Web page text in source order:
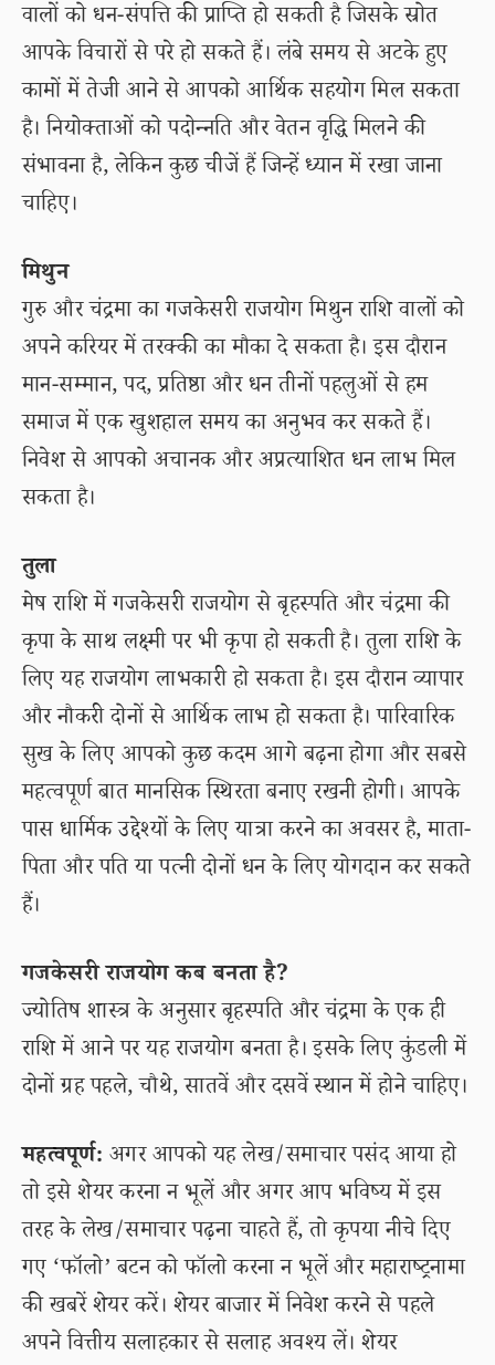
वालों को धन-संपत्ति की प्राप्ति हो सकती है जिसके स्रोत
आपके विचारों से परे हो सकते हैं। लंबे समय से अटके हुए
कामों में तेजी आने से आपको आर्थिक सहयोग मिल सकता
है। नियोक्ताओं को पदोन्नति और वेतन वृद्धि मिलने की
संभावना है, लेकिन कुछ चीजें हैं जिन्हें ध्यान में रखा जाना
चाहिए।
मिथुन
गुरु और चंद्रमा का गजकेसरी राजयोग मिथुन राशि वालों को
अपने करियर में तरक्की का मौका दे सकता है। इस दौरान
मान-सम्मान, पद, प्रतिष्ठा और धन तीनों पहलुओं से हम
समाज में एक खुशहाल समय का अनुभव कर सकते हैं।
निवेश से आपको अचानक और अप्रत्याशित धन लाभ मिल
सकता है।
तुला
मेष राशि में गजकेसरी राजयोग से बृहस्पति और चंद्रमा की
कृपा के साथ लक्ष्मी पर भी कृपा हो सकती है। तुला राशि के
लिए यह राजयोग लाभकारी हो सकता है। इस दौरान व्यापार
और नौकरी दोनों से आर्थिक लाभ हो सकता है। पारिवारिक
सुख के लिए आपको कुछ कदम आगे बढ़ना होगा और सबसे
महत्वपूर्ण बात मानसिक स्थिरता बनाए रखनी होगी। आपके
पास धार्मिक उद्देश्यों के लिए यात्रा करने का अवसर है, माता-
पिता और पति या पत्नी दोनों धन के लिए योगदान कर सकते
हैं।
गजकेसरी राजयोग कब बनता है?
ज्योतिष शास्त्र के अनुसार बृहस्पति और चंद्रमा के एक ही
राशि में आने पर यह राजयोग बनता है। इसके लिए कुंडली में
दोनों ग्रह पहले, चौथे, सातवें और दसवें स्थान में होने चाहिए।
महत्वपूर्ण: अगर आपको यह लेख/समाचार पसंद आया हो
तो इसे शेयर करना न भूलें और अगर आप भविष्य में इस
तरह के लेख/समाचार पढ़ना चाहते हैं, तो कृपया नीचे दिए
गए ‘फॉलो’ बटन को फॉलो करना न भूलें और महाराष्ट्रनामा
की खबरें शेयर करें। शेयर बाजार में निवेश करने से पहले
अपने वित्तीय सलाहकार से सलाह अवश्य लें। शेयर